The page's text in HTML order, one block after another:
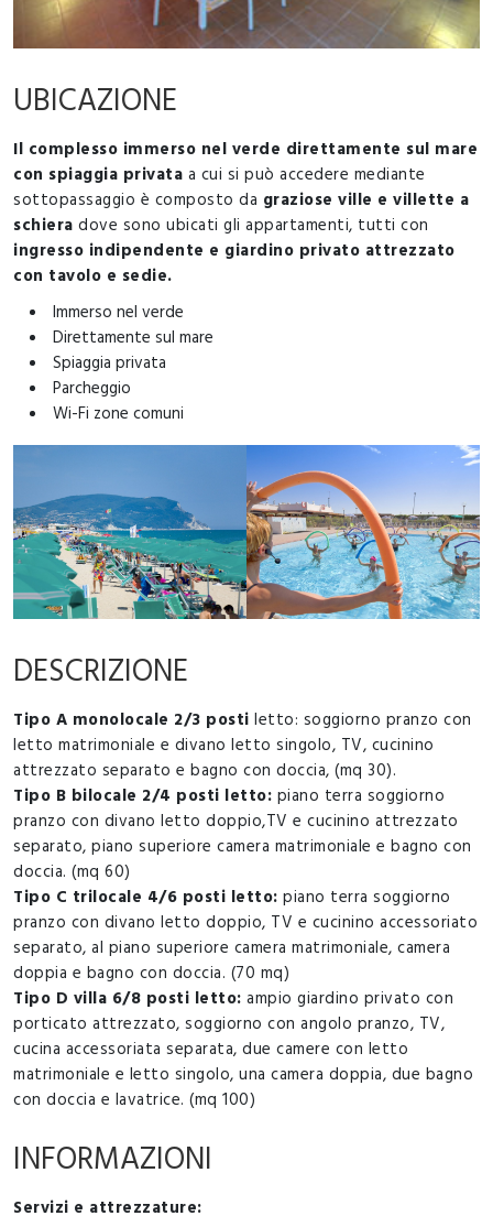
UBICAZIONE
Il complesso immerso nel verde direttamente sul mare
con spiaggia privata a cui si può accedere mediante
sottopassaggio è composto da graziose ville e villette a
schiera dove sono ubicati gli appartamenti, tutti con
ingresso indipendente e giardino privato attrezzato
con tavolo e sedie.
Immerso nel verde
Direttamente sul mare
Spiaggia privata
Parcheggio
Wi-Fi zone comuni
DESCRIZIONE
Tipo A monolocale 2/3 posti letto: soggiorno pranzo con
letto matrimoniale e divano letto singolo, TV, cucinino
attrezzato separato e bagno con doccia, (mq 30).
Tipo B bilocale 2/4 posti letto: piano terra soggiorno
pranzo con divano letto doppio,TV e cucinino attrezzato
separato, piano superiore camera matrimoniale e bagno con
doccia. (mq 60)
Tipo C trilocale 4/6 posti letto: piano terra soggiorno
pranzo con divano letto doppio, TV e cucinino accessoriato
separato, al piano superiore camera matrimoniale, camera
doppia e bagno con doccia. (70 mq)
Tipo D villa 6/8 posti letto: ampio giardino privato con
porticato attrezzato, soggiorno con angolo pranzo, TV,
cucina accessoriata separata, due camere con letto
matrimoniale e letto singolo, una camera doppia, due bagno
con doccia e lavatrice. (mq 100)
INFORMAZIONI
Servizi e attrezzature: